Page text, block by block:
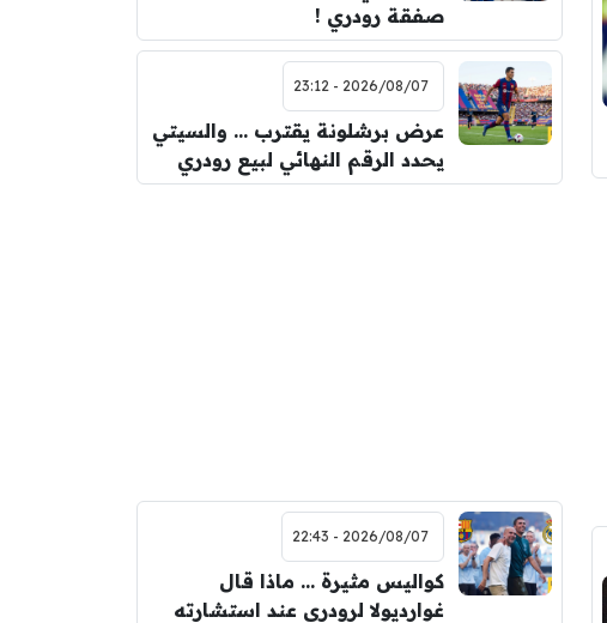
صفقة رودري !
2026/08/07 - 23:12
عرض برشلونة يقترب … والسيتي
يحدد الرقم النهائي لبيع رودري
2026/08/07 - 22:43
كواليس مثيرة … ماذا قال
غوارديولا لرودري عند استشارته